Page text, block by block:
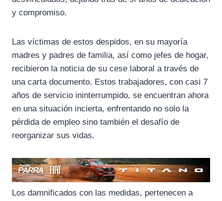
y compromiso.
Las víctimas de estos despidos, en su mayoría
madres y padres de familia, así como jefes de hogar,
recibieron la noticia de su cese laboral a través de
una carta documento. Estos trabajadores, con casi 7
años de servicio ininterrumpido, se encuentran ahora
en una situación incierta, enfrentando no solo la
pérdida de empleo sino también el desafío de
reorganizar sus vidas.
Los damnificados con las medidas, pertenecen a